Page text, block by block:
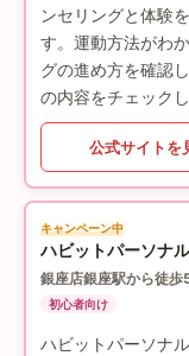
ンセリングと体験
す。運動方法がわ
グの進め方を確認
の内容をチェック
公式サイトを
キャンペーン中
ハビットパーソナ
銀座店銀座駅から徒歩
初心者向け
ハビットパーソナ